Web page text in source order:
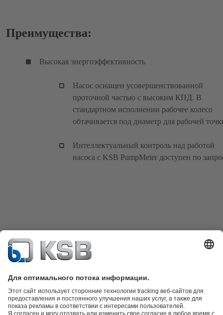
Преимущества:
Высокая энергоэффективность
Насос оснащен усовершенствованной
проточной частью с высоким КПД. В
стандартном исполнении рабочее колесо
обтачивается под диаметр для рабочей
Интеллектуальный контроль над работой
насоса с KSB PumpMeter доступен по